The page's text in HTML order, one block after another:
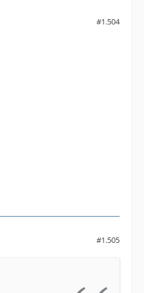
#1.504
#1.505